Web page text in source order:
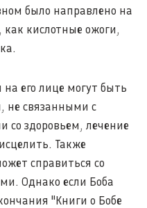
было направлено на
кислотные ожоги,
его лице могут быть
не связанными с
со здоровьем, лечение
Также
справиться со
Однако если Боба
"Книги о Бобе